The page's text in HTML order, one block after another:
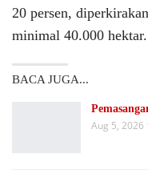
20 persen,
minimal 40.000 hektar.
BACA JUGA...
Aug 5, 2026